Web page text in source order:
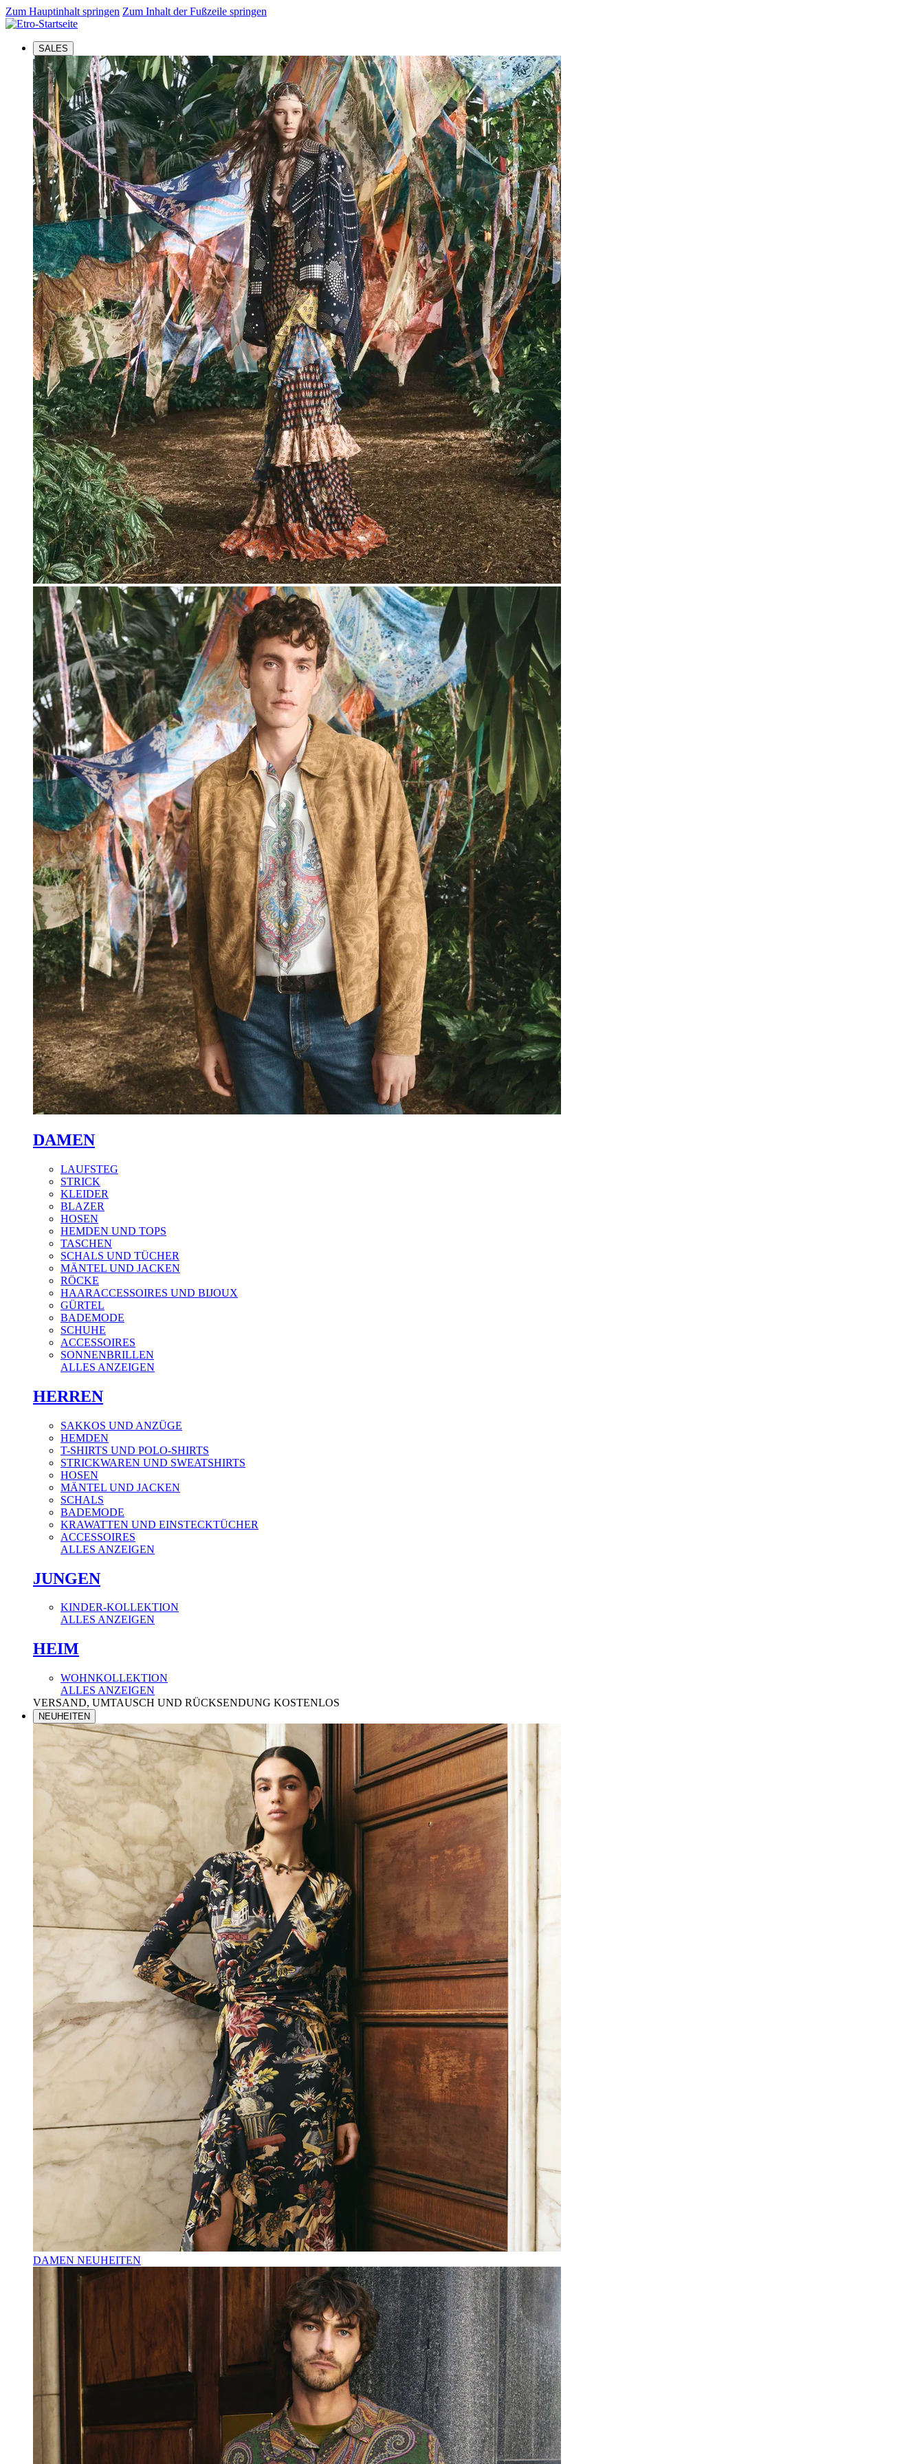
Zum Hauptinhalt springen Zum Inhalt der Fußzeile springen
SALES
DAMEN
LAUFSTEG
STRICK
KLEIDER
BLAZER
HOSEN
HEMDEN UND TOPS
TASCHEN
SCHALS UND TÜCHER
MÄNTEL UND JACKEN
RÖCKE
HAARACCESSOIRES UND BIJOUX
GÜRTEL
BADEMODE
SCHUHE
ACCESSOIRES
SONNENBRILLEN
ALLES ANZEIGEN
HERREN
SAKKOS UND ANZÜGE
HEMDEN
T-SHIRTS UND POLO-SHIRTS
STRICKWAREN UND SWEATSHIRTS
HOSEN
MÄNTEL UND JACKEN
SCHALS
BADEMODE
KRAWATTEN UND EINSTECKTÜCHER
ACCESSOIRES
ALLES ANZEIGEN
JUNGEN
KINDER-KOLLEKTION
ALLES ANZEIGEN
HEIM
WOHNKOLLEKTION
ALLES ANZEIGEN
VERSAND, UMTAUSCH UND RÜCKSENDUNG KOSTENLOS
NEUHEITEN
DAMEN NEUHEITEN